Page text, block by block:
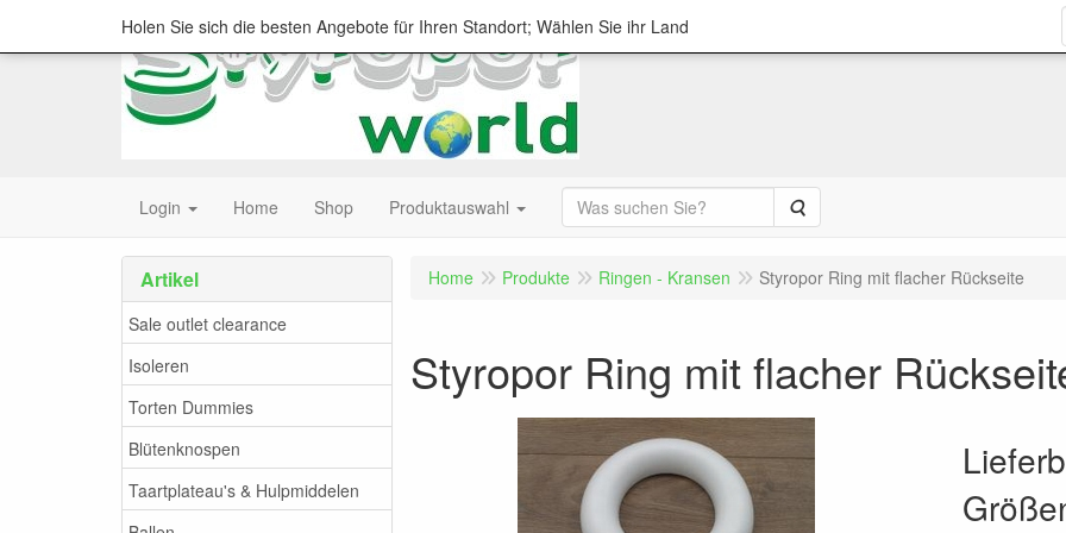
Login Home Shop Produktauswahl Suche
Artikel
Sale outlet clearance
Isoleren
Torten Dummies
Blütenknospen
Taartplateau's & Hulpmiddelen
Home Produkte Ringen - Kransen Styropor Ring mit flacher Rückseite
Styropor Ring mit flacher
Holen Sie sich die besten Angebote für Ihren Standort; Wählen Sie ihr Land